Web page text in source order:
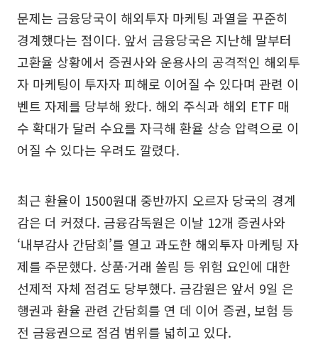
문제는 금융당국이 해외투자 마케팅 과열을 꾸준히
경계했다는 점이다. 앞서 금융당국은 지난해 말부터
고환율 상황에서 증권사와 운용사의 공격적인 해외투
자 마케팅이 투자자 피해로 이어질 수 있다며 관련 이
벤트 자제를 당부해 왔다. 해외 주식과 해외 ETF 매
수 확대가 달러 수요를 자극해 환율 상승 압력으로 이
어질 수 있다는 우려도 깔렸다.
최근 환율이 1500원대 중반까지 오르자 당국의 경계
감은 더 커졌다. 금융감독원은 이날 12개 증권사와
‘내부감사 간담회’를 열고 과도한 해외투자 마케팅 자
제를 주문했다. 상품·거래 쏠림 등 위험 요인에 대한
선제적 자체 점검도 당부했다. 금감원은 앞서 9일 은
행권과 환율 관련 간담회를 연 데 이어 증권, 보험 등
전 금융권으로 점검 범위를 넓히고 있다.